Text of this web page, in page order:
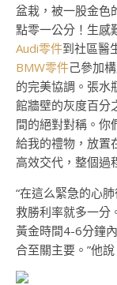
盆栽，被一股金色
點零一公分！生感
Audi零件到社區醫
BMW零件己參加
的完美協調。張水
館牆壁的灰度百分
間的絕對對稱。你
給我的禮物，放置
高效交代，整個過
“在這么緊急的心
救勝利率就多一分
黃金時間4-6分鐘
合至關主要。”他說